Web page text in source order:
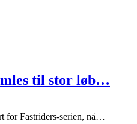
til stor løb…
for Fastriders-serien, nå…